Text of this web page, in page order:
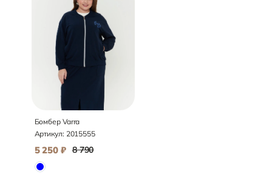
Бомбер Varra
Артикул: 2015555
5 250 ₽ 8 790